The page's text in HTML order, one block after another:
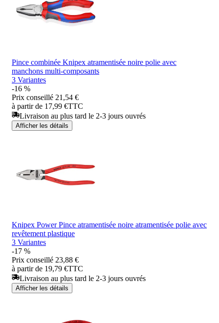
Pince combinée Knipex atramentisée noire polie avec
manchons multi-composants
3 Variantes
-16 %
Prix conseillé 21,54 €
à partir de 17,99 €TTC
Livraison au plus tard le 2-3 jours ouvrés
Afficher les détails
Knipex Power Pince atramentisée noire atramentisée polie avec
revêtement plastique
3 Variantes
-17 %
Prix conseillé 23,88 €
à partir de 19,79 €TTC
Livraison au plus tard le 2-3 jours ouvrés
Afficher les détails